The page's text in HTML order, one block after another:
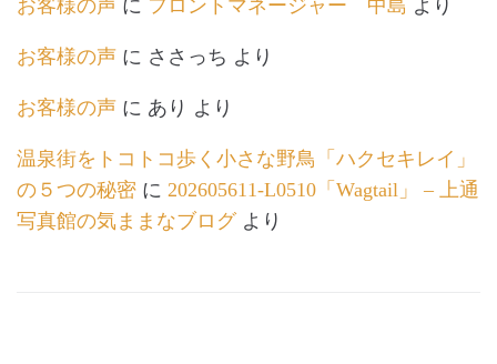
お客様の声 に フロントマネージャー 中島 より
お客様の声 に ささっち より
お客様の声 に あり より
温泉街をトコトコ歩く小さな野鳥「ハクセキレイ」
の５つの秘密 に 202605611-L0510「Wagtail」 – 上通
写真館の気ままなブログより